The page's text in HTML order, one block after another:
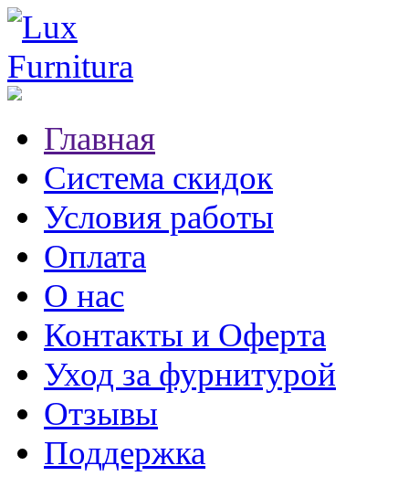
Главная
Система скидок
Условия работы
Оплата
О нас
Контакты и Оферта
Уход за фурнитурой
Отзывы
Поддержка